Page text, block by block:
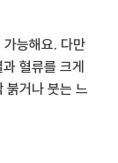
가능해요. 다만
혈류를 크게
붉거나 붓는 느